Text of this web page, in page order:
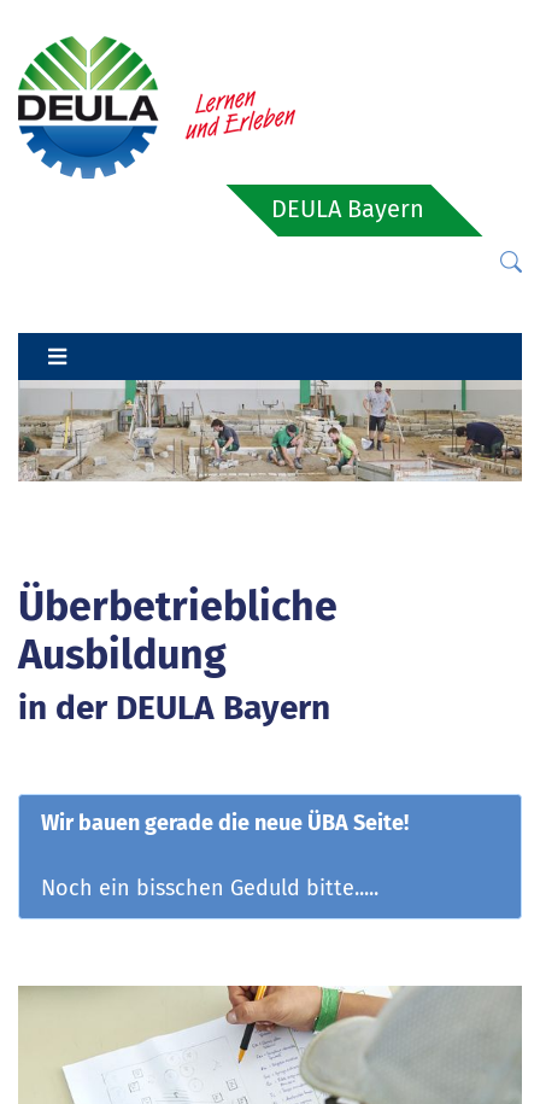
DEULA Bayern
Überbetriebliche
Ausbildung
in der DEULA Bayern
Wir bauen gerade die neue ÜBA Seite!
Noch ein bisschen Geduld bitte.....